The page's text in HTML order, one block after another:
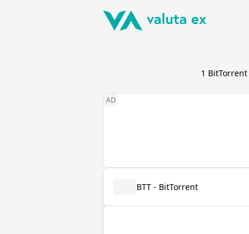
1 BitTorrent
BTT - BitTorrent